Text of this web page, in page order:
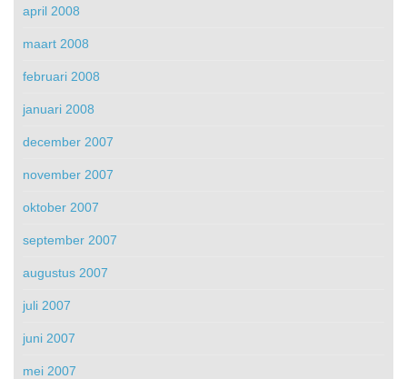
april 2008
maart 2008
februari 2008
januari 2008
december 2007
november 2007
oktober 2007
september 2007
augustus 2007
juli 2007
juni 2007
mei 2007